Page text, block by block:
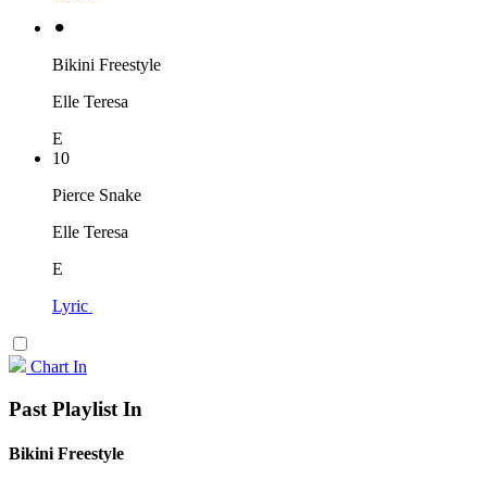
⚫︎
Bikini Freestyle
Elle Teresa
E
10
Pierce Snake
Elle Teresa
E
Lyric
Chart In
Past Playlist In
Bikini Freestyle